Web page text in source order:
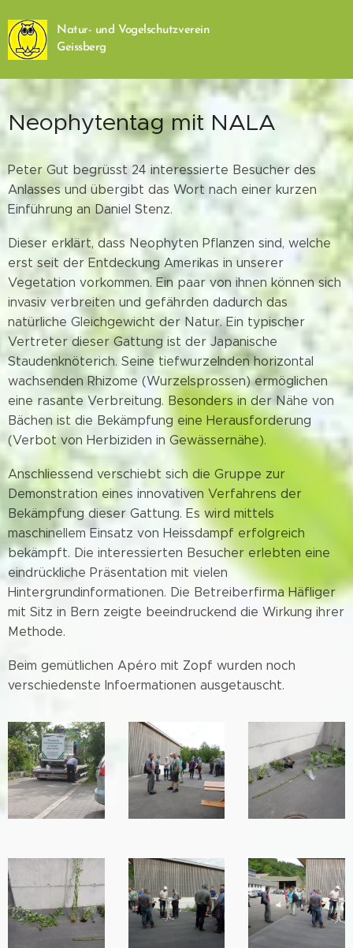
Natur- und Vogelschutzverein
Geissberg
Neophytentag mit NALA
Peter Gut begrüsst 24 interessierte Besucher des
Anlasses und übergibt das Wort nach einer kurzen
Einführung an Daniel Stenz.
Dieser erklärt, dass Neophyten Pflanzen sind, welche
erst seit der Entdeckung Amerikas in unserer
Vegetation vorkommen. Ein paar von ihnen können sich
invasiv verbreiten und gefährden dadurch das
natürliche Gleichgewicht der Natur. Ein typischer
Vertreter dieser Gattung ist der Japanische
Staudenknöterich. Seine tiefwurzelnden horizontal
wachsenden Rhizome (Wurzelsprossen) ermöglichen
eine rasante Verbreitung. Besonders in der Nähe von
Bächen ist die Bekämpfung eine Herausforderung
(Verbot von Herbiziden in Gewässernähe).
Anschliessend verschiebt sich die Gruppe zur
Demonstration eines innovativen Verfahrens der
Bekämpfung dieser Gattung. Es wird mittels
maschinellem Einsatz von Heissdampf erfolgreich
bekämpft. Die interessierten Besucher erlebten eine
eindrückliche Präsentation mit vielen
Hintergrundinformationen. Die Betreiberfirma Häfliger
mit Sitz in Bern zeigte beeindruckend die Wirkung ihrer
Methode.
Beim gemütlichen Apéro mit Zopf wurden noch
verschiedenste Infoermationen ausgetauscht.